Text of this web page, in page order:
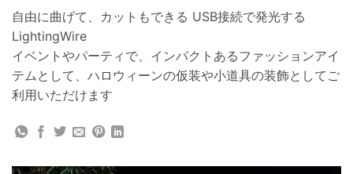
自由に曲げて、カットもできる USB接続で発光する
LightingWire
イベントやパーティで、インパクトあるファッションアイ
テムとして、ハロウィーンの仮装や小道具の装飾としてご
利用いただけます